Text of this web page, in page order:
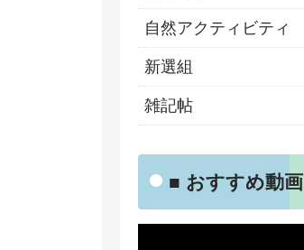
自然アクティビティ
新選組
雑記帖
■ おすすめ動画